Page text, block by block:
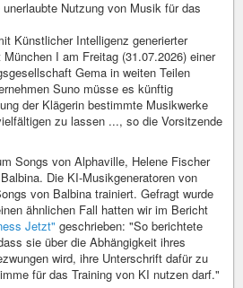
Nutzung von Musik für das
Künstlicher Intelligenz generierter
I am Freitag (31.07.2026) einer
Gema in weiten Teilen
Suno müsse es künftig
der Klägerin bestimmte Musikwerke
zu lassen ..., so die Vorsitzende
Songs von Alphaville, Helene Fischer
Die KI-Musikgeneratoren von
von Balbina trainiert. Gefragt wurde
ähnlichen Fall hatten wir im Bericht
Jetzt" geschrieben: "So berichtete
sie über die Abhängigkeit ihres
wird, ihre Unterschrift dafür zu
für das Training von KI nutzen darf."